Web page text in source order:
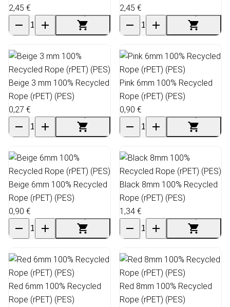
2,45 €
2,45 €
Beige 3 mm 100% Recycled
Rope (rPET) (PES)
0,27 €
Pink 6mm 100% Recycled
Rope (rPET) (PES)
0,90 €
Beige 6mm 100% Recycled
Rope (rPET) (PES)
0,90 €
Black 8mm 100% Recycled
Rope (rPET) (PES)
1,34 €
Red 6mm 100% Recycled
Rope (rPET) (PES)
Red 8mm 100% Recycled
Rope (rPET) (PES)